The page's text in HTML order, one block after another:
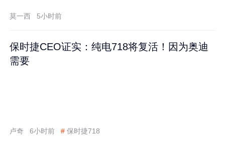
莫一西 5小时前
保时捷CEO证实：纯电718将复活！因为奥迪
需要
卢奇 6小时前 # 保时捷718